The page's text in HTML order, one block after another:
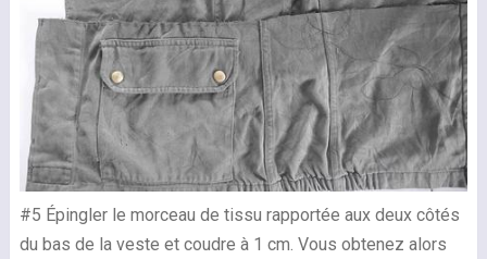
#5 Épingler le morceau de tissu rapportée aux deux côtés
du bas de la veste et coudre à 1 cm. Vous obtenez alors